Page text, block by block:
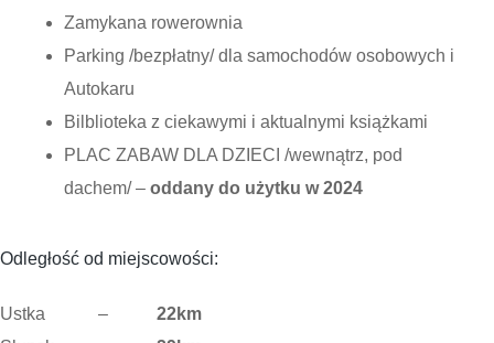
Zamykana rowerownia
Parking /bezpłatny/ dla samochodów osobowych i
Autokaru
Bilblioteka z ciekawymi i aktualnymi książkami
PLAC ZABAW DLA DZIECI /wewnątrz, pod
dachem/ – oddany do użytku w 2024
Odległość od miejscowości:
Ustka – 22km